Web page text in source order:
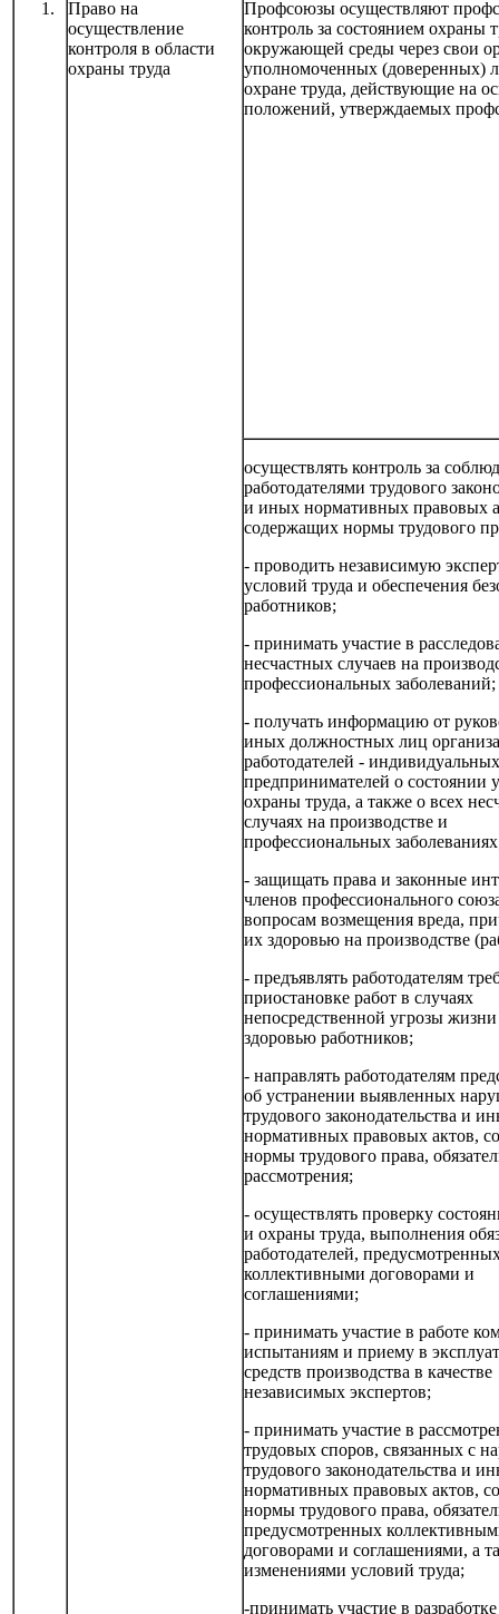
Право на
осуществление
контроля в области
охраны труда
Профсоюзы осуществляют
контроль за состоянием охраны
окружающей среды через свои
уполномоченных (доверенных)
охране труда, действующие на
положений, утверждаемых
осуществлять контроль за
работодателями трудового
и иных нормативных правовых
содержащих нормы трудового
- проводить независимую
условий труда и обеспечения
работников;
- принимать участие в
несчастных случаев на
профессиональных заболеваний;
- получать информацию от
иных должностных лиц
работодателей - индивидуальных
предпринимателей о состоянии
охраны труда, а также о всех
случаях на производстве и
профессиональных
- защищать права и законные
членов профессионального
вопросам возмещения вреда,
их здоровью на производстве
- предъявлять работодателям
приостановке работ в случаях
непосредственной угрозы
здоровью работников;
- направлять работодателям
об устранении выявленных
трудового законодательства и
нормативных правовых актов,
нормы трудового права,
рассмотрения;
- осуществлять проверку
и охраны труда, выполнения
работодателей,
коллективными договорами и
соглашениями;
- принимать участие в работе
испытаниям и приему в
средств производства в качестве
независимых экспертов;
- принимать участие в
трудовых споров, связанных с
трудового законодательства и
нормативных правовых актов,
нормы трудового права,
предусмотренных
договорами и соглашениями, а
изменениями условий труда;
-принимать участие в